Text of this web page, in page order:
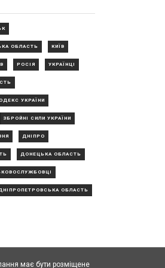
ОБЛАСТЬ КИЇВ
РОСІЯ УКРАЇНЦІ
УКРАЇНИ
ЗБРОЙНІ СИЛИ УКРАЇНИ
ДНІПРО
ДОНЕЦЬКА ОБЛАСТЬ
ОБЛАСТЬ
має бути розміщене